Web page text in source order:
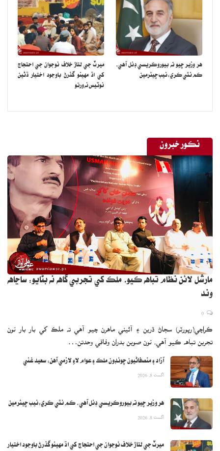
هر وزير چيو ته بيوروڪريسي ڊنل آهي،
ڪم نٿي ڪري:نيب چيئرمين
ميرٽ جي لتاڙ خلاف نوجوان جي احتجاج
کي اڌ مهينو گذرڻ باوجود اختيار ڌڻين
نوٽيس نه ورتو
نڪور خبرون
مارشل لائن نظام تباهه ڪيو، ملڪ کي تجربي گاهه نه بڻايو: ساڃاهه
وند
ڪراچي(رپورٽر) سڄاڻ ڌرين ۽ آئيني ماهرن چيو آهي ته ملڪ کي بار بار نون
تجربن تباهه ڪيو آهي، نون صوبن بدران وفاقي وحدتن…
آزاد ۽ منصفاڻيون چونڊون ملڪ ۽ عوام لاءِ لازمي آهن: سعيد غني
اگست 8, 2026
هر وزير چيو ته بيوروڪريسي ڊنل آهي، ڪم نٿي ڪري:نيب چيئرمين
اگست 8, 2026
ميرٽ جي لتاڙ خلاف نوجوان جي احتجاج کي اڌ مهينو گذرڻ باوجود اختيار